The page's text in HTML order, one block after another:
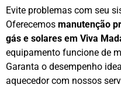
Evite problemas com seu
Oferecemos manutenção
gás e solares em Viva
equipamento funcione de
Garanta o desempenho
aquecedor com nossos